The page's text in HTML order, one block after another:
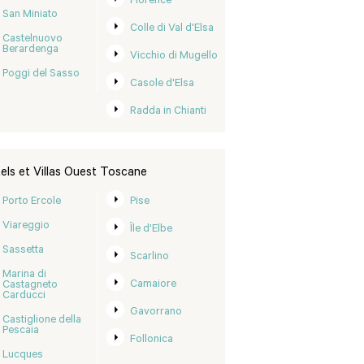
San Miniato
Castelnuovo
Berardenga
Poggi del Sasso
Colle di Val d'Elsa
Vicchio di Mugello
Casole d'Elsa
Radda in Chianti
et Villas Ouest Toscane
Porto Ercole
Viareggio
Sassetta
Marina di
Castagneto
Carducci
Castiglione della
Pescaia
Lucques
Pise
Île d'Elbe
Scarlino
Camaiore
Gavorrano
Follonica